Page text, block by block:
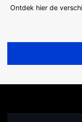
Ontdek hier de